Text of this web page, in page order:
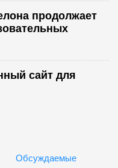
продолжает
сайт для
Обсуждаемые